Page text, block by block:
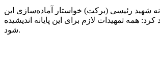
شهید رئیسی (برکت) خواستار آماده‌سازی این
کرد: همه تمهیدات لازم برای این پایانه اندیشیده
شود.